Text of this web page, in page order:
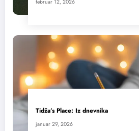
februar 12, 2026
Tidža’s Place: Iz dnevnika
januar 29, 2026